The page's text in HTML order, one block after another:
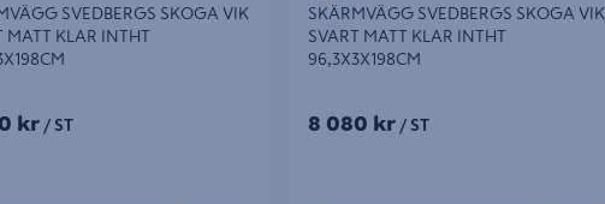
SVEDBERGS SKOGA VIK
MATT KLAR INTHT
kr / ST
SKÄRMVÄGG SVEDBERGS SKOGA VIK
SVART MATT KLAR INTHT
96,3X3X198CM
8 080 kr / ST